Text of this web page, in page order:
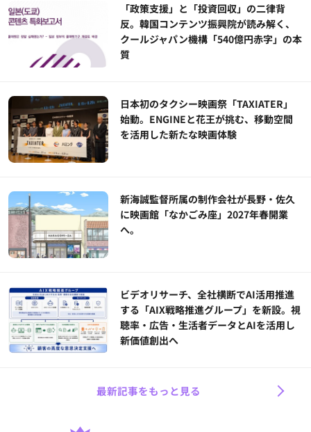
「政策支援」と「投資回収」の二律背
反。韓国コンテンツ振興院が読み解く、
クールジャパン機構「540億円赤字」の本
質
日本初のタクシー映画祭「TAXIATER」
始動。ENGINEと花王が挑む、移動空間
を活用した新たな映画体験
新海誠監督所属の制作会社が長野・佐久
に映画館「なかごみ座」2027年春開業
へ。
ビデオリサーチ、全社横断でAI活用推進
する「AIX戦略推進グループ」を新設。視
聴率・広告・生活者データとAIを活用し
新価値創出へ
最新記事をもっと見る